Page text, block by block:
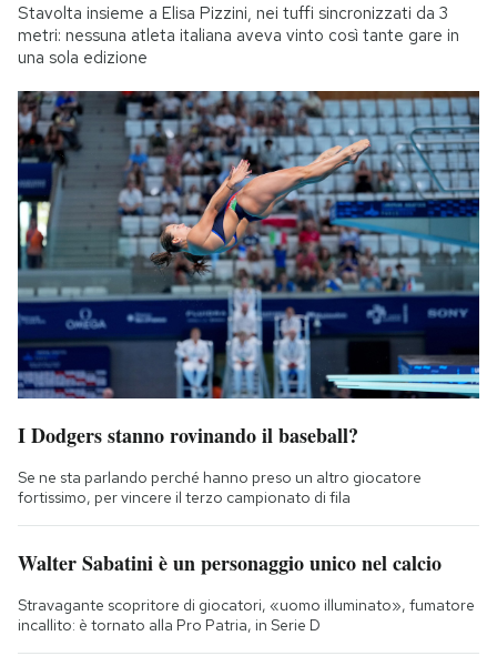
Stavolta insieme a Elisa Pizzini, nei tuffi sincronizzati da 3
metri: nessuna atleta italiana aveva vinto così tante gare in
una sola edizione
I Dodgers stanno rovinando il baseball?
Se ne sta parlando perché hanno preso un altro giocatore
fortissimo, per vincere il terzo campionato di fila
Walter Sabatini è un personaggio unico nel calcio
Stravagante scopritore di giocatori, «uomo illuminato», fumatore
incallito: è tornato alla Pro Patria, in Serie D